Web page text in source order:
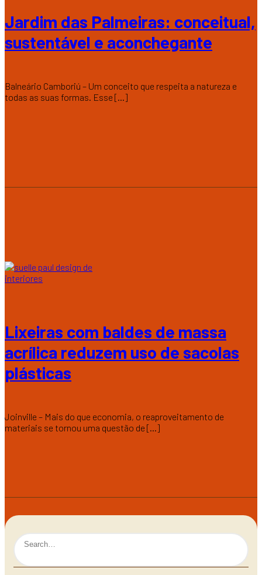
Jardim das Palmeiras: conceitual,
sustentável e aconchegante
Balneário Camboriú – Um conceito que respeita a natureza e
todas as suas formas. Esse [...]
Lixeiras com baldes de massa
acrílica reduzem uso de sacolas
plásticas
Joinville – Mais do que economia, o reaproveitamento de
materiais se tornou uma questão de [...]